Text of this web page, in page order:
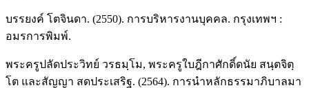
บรรยงค์ โตจินดา. (2550). การบริหารงานบุคคล. กรุงเทพฯ :
อมรการพิมพ์.
พระครูปลัดประวิทย์ วรธมฺโม, พระครูใบฎีกาศักดิ์ดนัย สนฺตจิตฺ
โต และสัญญา สดประเสริฐ. (2564). การนำหลักธรรมาภิบาลมา